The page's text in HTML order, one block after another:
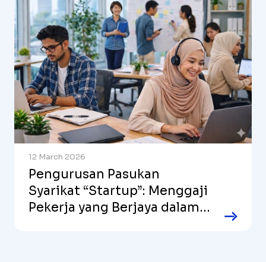
12 March 2026
Pengurusan Pasukan
Syarikat “Startup”: Menggaji
Pekerja yang Berjaya dalam